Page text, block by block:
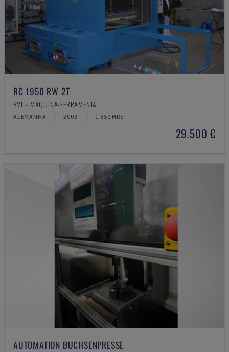
RC 1950 RW 2T
BVL - MÁQUINA-FERRAMENTA
ALEMANHA 2008 1.850 HRS
29.500 €
AUTOMATION BUCHSENPRESSE